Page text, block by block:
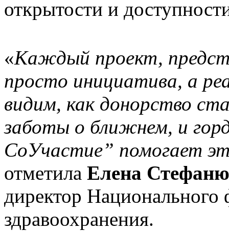
открытости и
«Каждый проект,
просто инициатива, а
видим, как донорство
заботы о ближнем, и
СоУчастие” помогает
отметила Елена
директор Национального
здравоохранения.